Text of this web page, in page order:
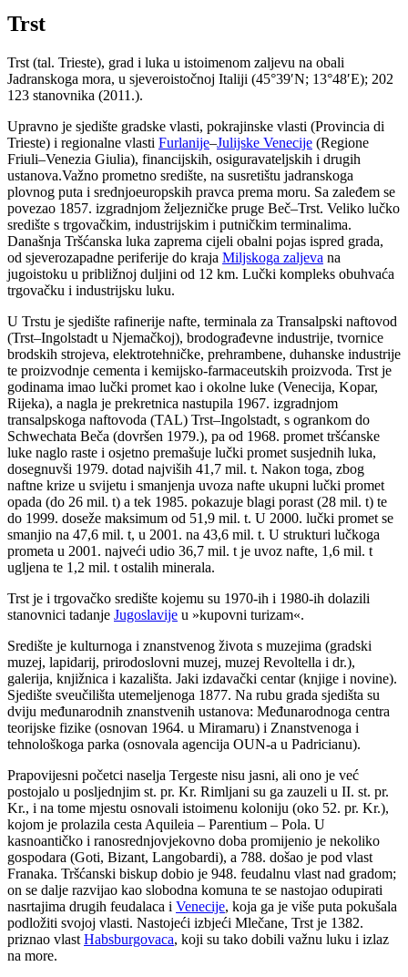
Trst
Trst (tal. Trieste), grad i luka u istoimenom zaljevu na obali
Jadranskoga mora, u sjeveroistočnoj Italiji (45°39′N; 13°48′E); 202
123 stanovnika (2011.).
Upravno je sjedište gradske vlasti, pokrajinske vlasti (Provincia di
Trieste) i regionalne vlasti Furlanije–Julijske Venecije (Regione
Friuli–Venezia Giulia), financijskih, osiguravateljskih i drugih
ustanova.Važno prometno središte, na susretištu jadranskoga
plovnog puta i srednjoeuropskih pravca prema moru. Sa zaleđem se
povezao 1857. izgradnjom željezničke pruge Beč–Trst. Veliko lučko
središte s trgovačkim, industrijskim i putničkim terminalima.
Današnja Tršćanska luka zaprema cijeli obalni pojas ispred grada,
od sjeverozapadne periferije do kraja Miljskoga zaljeva na
jugoistoku u približnoj duljini od 12 km. Lučki kompleks obuhvaća
trgovačku i industrijsku luku.
U Trstu je sjedište rafinerije nafte, terminala za Transalpski naftovod
(Trst–Ingolstadt u Njemačkoj), brodograđevne industrije, tvornice
brodskih strojeva, elektrotehničke, prehrambene, duhanske industrije
te proizvodnje cementa i kemijsko-farmaceutskih proizvoda. Trst je
godinama imao lučki promet kao i okolne luke (Venecija, Kopar,
Rijeka), a nagla je prekretnica nastupila 1967. izgradnjom
transalpskoga naftovoda (TAL) Trst–Ingolstadt, s ogrankom do
Schwechata Beča (dovršen 1979.), pa od 1968. promet tršćanske
luke naglo raste i osjetno premašuje lučki promet susjednih luka,
dosegnuvši 1979. dotad najviših 41,7 mil. t. Nakon toga, zbog
naftne krize u svijetu i smanjenja uvoza nafte ukupni lučki promet
opada (do 26 mil. t) a tek 1985. pokazuje blagi porast (28 mil. t) te
do 1999. doseže maksimum od 51,9 mil. t. U 2000. lučki promet se
smanjio na 47,6 mil. t, u 2001. na 43,6 mil. t. U strukturi lučkoga
prometa u 2001. najveći udio 36,7 mil. t je uvoz nafte, 1,6 mil. t
ugljena te 1,2 mil. t ostalih minerala.
Trst je i trgovačko središte kojemu su 1970-ih i 1980-ih dolazili
stanovnici tadanje Jugoslavije u »kupovni turizam«.
Središte je kulturnoga i znanstvenog života s muzejima (gradski
muzej, lapidarij, prirodoslovni muzej, muzej Revoltella i dr.),
galerija, knjižnica i kazališta. Jaki izdavački centar (knjige i novine).
Sjedište sveučilišta utemeljenoga 1877. Na rubu grada sjedišta su
dviju međunarodnih znanstvenih ustanova: Međunarodnoga centra
teorijske fizike (osnovan 1964. u Miramaru) i Znanstvenoga i
tehnološkoga parka (osnovala agencija OUN-a u Padricianu).
Prapovijesni početci naselja Tergeste nisu jasni, ali ono je već
postojalo u posljednjim st. pr. Kr. Rimljani su ga zauzeli u II. st. pr.
Kr., i na tome mjestu osnovali istoimenu koloniju (oko 52. pr. Kr.),
kojom je prolazila cesta Aquileia – Parentium – Pola. U
kasnoantičko i ranosrednjovjekovno doba promijenio je nekoliko
gospodara (Goti, Bizant, Langobardi), a 788. došao je pod vlast
Franaka. Tršćanski biskup dobio je 948. feudalnu vlast nad gradom;
on se dalje razvijao kao slobodna komuna te se nastojao odupirati
nasrtajima drugih feudalaca i Venecije, koja ga je više puta pokušala
podložiti svojoj vlasti. Nastojeći izbjeći Mlečane, Trst je 1382.
priznao vlast Habsburgovaca, koji su tako dobili važnu luku i izlaz
na more.